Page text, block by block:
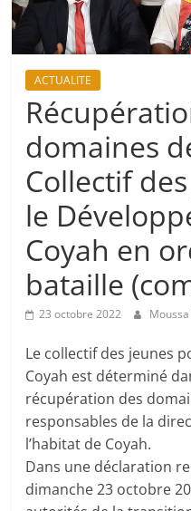
ACTUALITE
domaines
Collectif
le
Coyah en
bataille
23 octobre 2022 Moussa
Le collectif des jeunes
Coyah est déterminé
récupération des
responsables de la
l’habitat de Coyah.
Dans une déclaration
dimanche 23 octobre